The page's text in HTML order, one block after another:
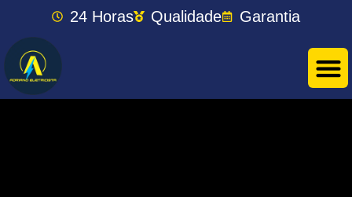
24 Horas Qualidade Garantia